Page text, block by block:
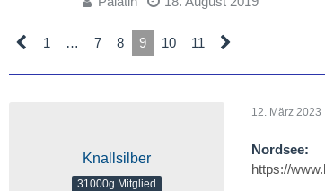
1 … 7 8 9 10 11
Knallsilber
31000g Mitglied
12. März 2023
Nordsee:
https://